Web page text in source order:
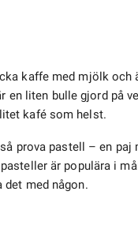
kaffe med mjölk
en liten bulle gjord på
kafé som helst.
prova pastell – en paj
är populära i
med någon.